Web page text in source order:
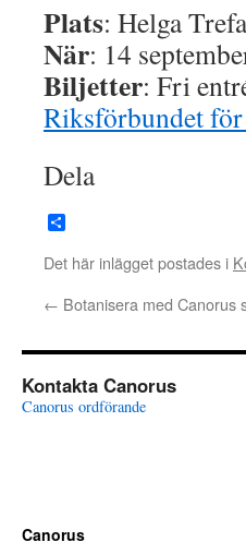
Plats: Helga
När: 14
Biljetter: Fri
Riksförbundet
Dela
Det här inlägget postades i
← Botanisera med Canorus
Kontakta Canorus
Canorus ordförande
Canorus